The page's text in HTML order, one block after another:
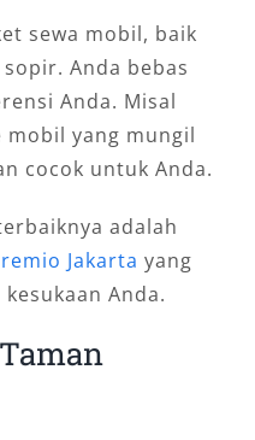
sewa mobil, baik
Anda bebas
Anda. Misal
yang mungil
cocok untuk Anda.
adalah
Jakarta yang
Anda.